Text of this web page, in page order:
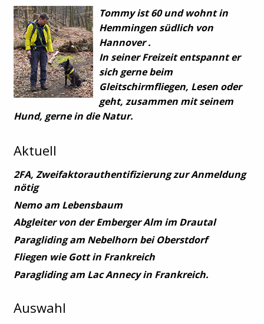
Tommy ist 60 und wohnt in
Hemmingen südlich von
Hannover .
In seiner Freizeit entspannt er
sich gerne beim
Gleitschirmfliegen, Lesen oder
geht, zusammen mit seinem
Hund, gerne in die Natur.
Aktuell
2FA, Zweifaktorauthentifizierung zur Anmeldung
nötig
Nemo am Lebensbaum
Abgleiter von der Emberger Alm im Drautal
Paragliding am Nebelhorn bei Oberstdorf
Fliegen wie Gott in Frankreich
Paragliding am Lac Annecy in Frankreich.
Auswahl